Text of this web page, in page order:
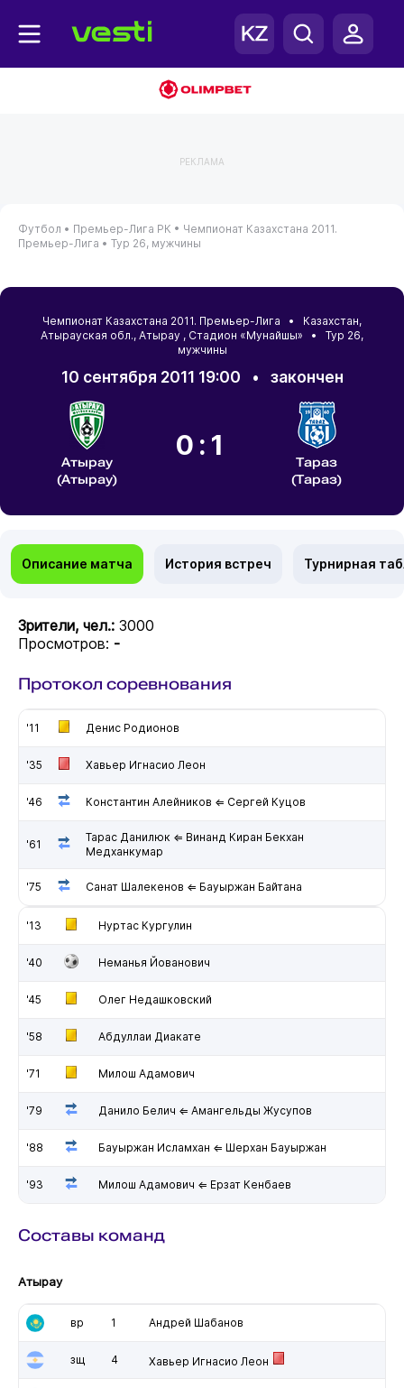
РЕКЛАМА
Футбол • Премьер-Лига РК • Чемпионат Казахстана 2011.
Премьер-Лига • Тур 26, мужчины
Чемпионат Казахстана 2011. Премьер-Лига • Казахстан,
Атырауская обл., Атырау , Стадион «Мунайшы» • Тур 26,
мужчины
10 сентября 2011 19:00 • закончен
Атырау
(Атырау)
0:1
Тараз
(Тараз)
Описание матча История встреч Турнирная
Зрители, чел.: 3000
Просмотров: -
Протокол соревнования
'11 Денис Родионов
'35 Хавьер Игнасио Леон
'46 Константин Алейников ⇐ Сергей Куцов
'61
Тарас Данилюк ⇐ Винанд Киран Бекхан
Медханкумар
'75 Санат Шалекенов ⇐ Бауыржан Байтана
'13 Нуртас Кургулин
'40 Неманья Йованович
'45 Олег Недашковский
'58 Абдуллаи Диакате
'71 Милош Адамович
'79 Данило Белич ⇐ Амангельды Жусупов
'88 Бауыржан Исламхан ⇐ Шерхан Бауыржан
'93 Милош Адамович ⇐ Ерзат Кенбаев
Составы команд
Атырау
вр 1 Андрей Шабанов
зщ 4 Хавьер Игнасио Леон